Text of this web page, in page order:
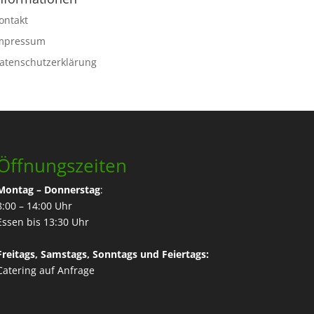
– Donnerstag:
– 14:00 Uhr
bis 13:30 Uhr
Samstags, Sonntags und Feiertags:
auf Anfrage